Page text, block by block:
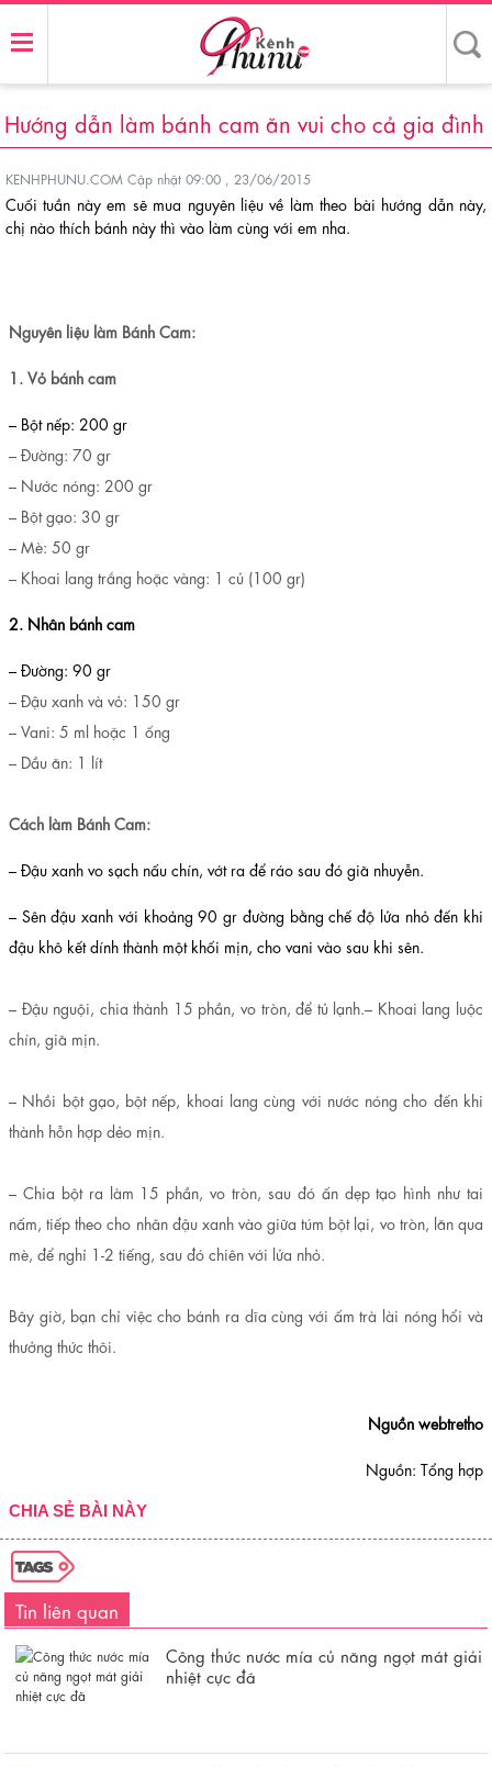
Hướng dẫn làm bánh cam ăn vui cho cả gia đình
KENHPHUNU.COM Cập nhật 09:00 , 23/06/2015
Cuối tuần này em sẽ mua nguyên liệu về làm theo bài hướng dẫn này,
chị nào thích bánh này thì vào làm cùng với em nha.
Nguyên liệu làm Bánh Cam:
1. Vỏ bánh cam
– Bột nếp: 200 gr
– Đường: 70 gr
– Nước nóng: 200 gr
– Bột gạo: 30 gr
– Mè: 50 gr
– Khoai lang trắng hoặc vàng: 1 củ (100 gr)
2. Nhân bánh cam
– Đường: 90 gr
– Đậu xanh và vỏ: 150 gr
– Vani: 5 ml hoặc 1 ống
– Dầu ăn: 1 lít
Cách làm Bánh Cam:
– Đậu xanh vo sạch nấu chín, vớt ra để ráo sau đó giã nhuyễn.
– Sên đậu xanh với khoảng 90 gr đường bằng chế độ lửa nhỏ đến khi
đậu khô kết dính thành một khối mịn, cho vani vào sau khi sên.
– Đậu nguội, chia thành 15 phần, vo tròn, để tủ lạnh.– Khoai lang luộc
chín, giã mịn.
– Nhồi bột gạo, bột nếp, khoai lang cùng với nước nóng cho đến khi
thành hỗn hợp dẻo mịn.
– Chia bột ra làm 15 phần, vo tròn, sau đó ấn dẹp tạo hình như tai
nấm, tiếp theo cho nhân đậu xanh vào giữa túm bột lại, vo tròn, lăn qua
mè, để nghỉ 1-2 tiếng, sau đó chiên với lửa nhỏ.
Bây giờ, bạn chỉ việc cho bánh ra dĩa cùng với ấm trà lài nóng hổi và
thưởng thức thôi.
Nguồn webtretho
Nguồn: Tổng hợp
CHIA SẺ BÀI NÀY
Tin liên quan
Công thức nước mía củ năng ngọt mát giải
nhiệt cực đã